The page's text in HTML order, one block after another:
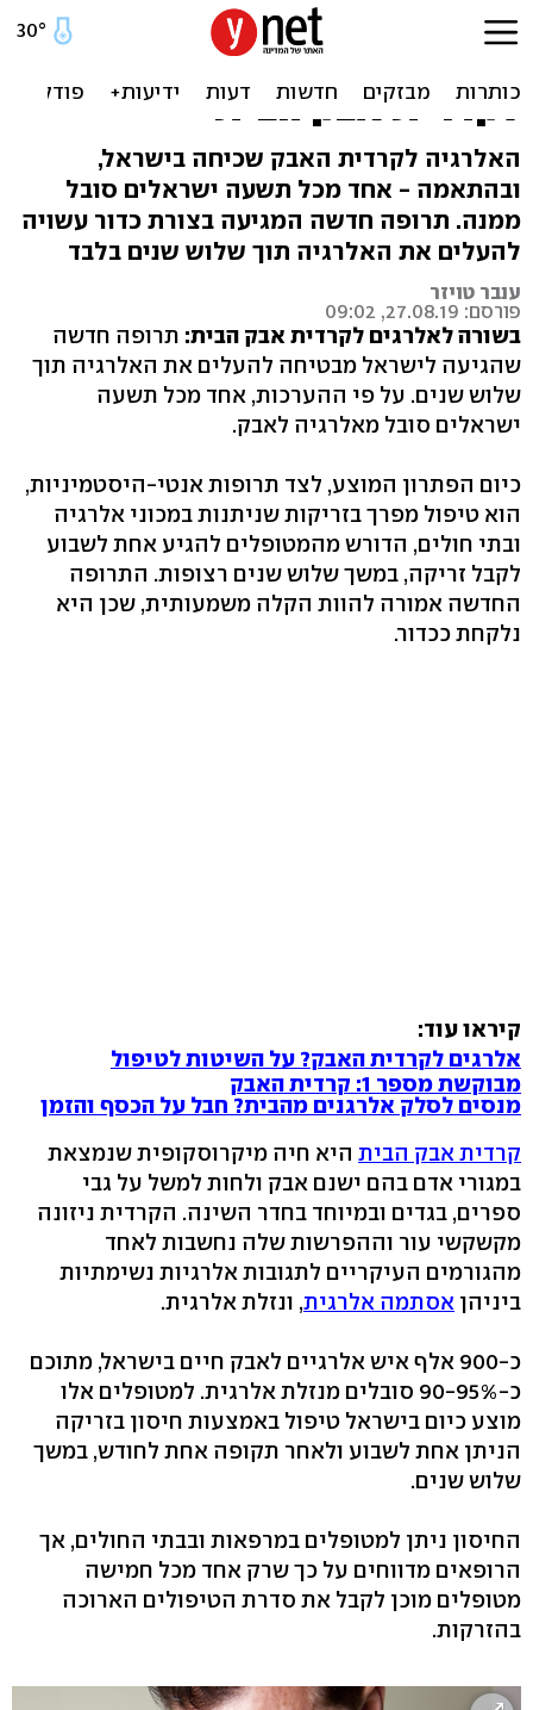
חדש בישראל: התרופה
שתעלים את האלרגיה
לקרדית אבק הבית
האלרגיה לקרדית האבק שכיחה בישראל,
ובהתאמה - אחד מכל תשעה ישראלים סובל
ממנה. תרופה חדשה המגיעה בצורת כדור עשויה
להעלים את האלרגיה תוך שלוש שנים בלבד
ענבר טויזר
פורסם: 27.08.19, 09:02
בשורה לאלרגים לקרדית אבק הבית: תרופה חדשה
שהגיעה לישראל מבטיחה להעלים את האלרגיה תוך
שלוש שנים. על פי ההערכות, אחד מכל תשעה
ישראלים סובל מאלרגיה לאבק.
כיום הפתרון המוצע, לצד תרופות אנטי-היסטמיניות,
הוא טיפול מפרך בזריקות שניתנות במכוני אלרגיה
ובתי חולים, הדורש מהמטופלים להגיע אחת לשבוע
לקבל זריקה, במשך שלוש שנים רצופות. התרופה
החדשה אמורה להוות הקלה משמעותית, שכן היא
נלקחת ככדור.
קיראו עוד:
אלרגים לקרדית האבק? על השיטות לטיפול
מבוקשת מספר 1: קרדית האבק
מנסים לסלק אלרגנים מהבית? חבל על הכסף והזמן
קרדית אבק הבית היא חיה מיקרוסקופית שנמצאת
במגורי אדם בהם ישנם אבק ולחות למשל על גבי
ספרים, בגדים ובמיוחד בחדר השינה. הקרדית ניזונה
מקשקשי עור וההפרשות שלה נחשבות לאחד
מהגורמים העיקריים לתגובות אלרגיות נשימתיות
ביניהן אסתמה אלרגית, ונזלת אלרגית.
כ-900 אלף איש אלרגיים לאבק חיים בישראל, מתוכם
כ-90-95% סובלים מנזלת אלרגית. למטופלים אלו
מוצע כיום בישראל טיפול באמצעות חיסון בזריקה
הניתן אחת לשבוע ולאחר תקופה אחת לחודש, במשך
שלוש שנים.
החיסון ניתן למטופלים במרפאות ובבתי החולים, אך
הרופאים מדווחים על כך שרק אחד מכל חמישה
מטופלים מוכן לקבל את סדרת הטיפולים הארוכה
בהזרקות.